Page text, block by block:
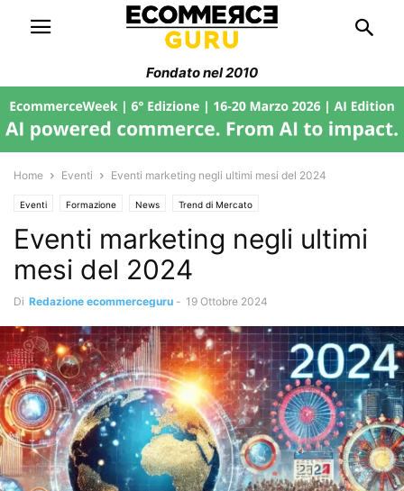
Fondato nel 2010
Home Eventi Eventi marketing negli ultimi mesi del 2024
Eventi Formazione News Trend di Mercato
Eventi marketing negli ultimi
mesi del 2024
Di Redazione ecommerceguru - 19 Ottobre 2024